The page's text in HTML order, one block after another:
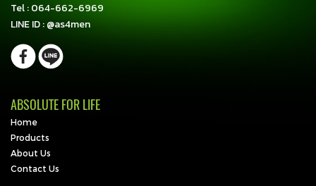
Tel :064-662-6969
LINE ID :@as4men
ABSOLUTE FOR LIFE
Home
Products
About Us
Contact Us